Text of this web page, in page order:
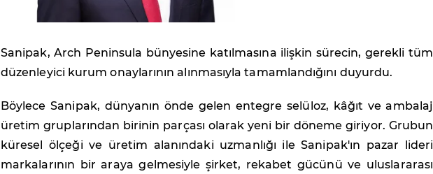
Sanipak, Arch Peninsula bünyesine katılmasına ilişkin sürecin, gerekli tüm
düzenleyici kurum onaylarının alınmasıyla tamamlandığını duyurdu.
Böylece Sanipak, dünyanın önde gelen entegre selüloz, kâğıt ve ambalaj
üretim gruplarından birinin parçası olarak yeni bir döneme giriyor. Grubun
küresel ölçeği ve üretim alanındaki uzmanlığı ile Sanipak'ın pazar lideri
markalarının bir araya gelmesiyle şirket, rekabet gücünü ve uluslararası